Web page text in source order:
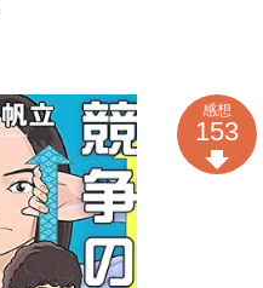
感想
153